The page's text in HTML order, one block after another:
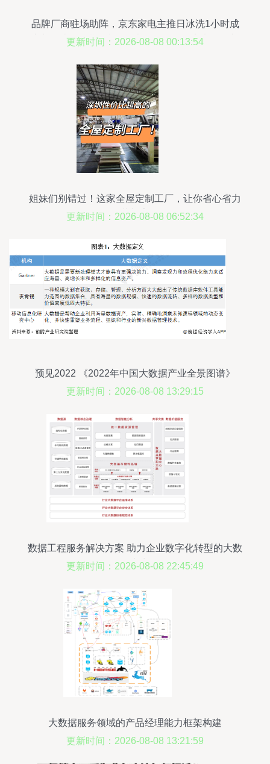
品牌厂商驻场助阵，京东家电主推日冰洗1小时成
交额超去年同期2倍——大数据驱动的家电零售新
更新时间：2026-08-08 00:13:54
姐妹们别错过！这家全屋定制工厂，让你省心省力
装新家
更新时间：2026-08-08 06:52:34
预见2022 《2022年中国大数据产业全景图谱》
更新时间：2026-08-08 13:29:15
数据工程服务解决方案 助力企业数字化转型的大数
据之力
更新时间：2026-08-08 22:45:49
大数据服务领域的产品经理能力框架构建
更新时间：2026-08-08 13:21:59